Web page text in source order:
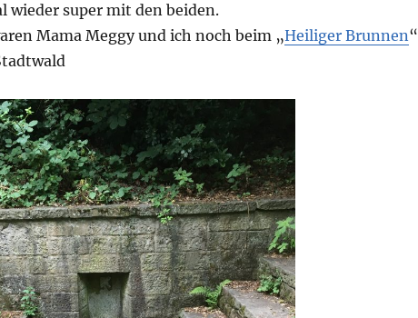
wieder super mit den beiden.
Mama Meggy und ich noch beim „Heiliger Brunnen“